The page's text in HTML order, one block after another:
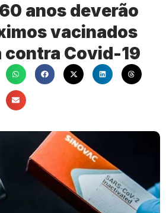
anos deverão
vacinados
contra Covid-19